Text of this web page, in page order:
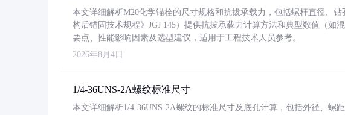
本文详细解析M20化学锚栓的尺寸规格和抗拔承载力，包括螺杆直径、
构后锚固技术规程》JGJ 145）提供抗拔承载力计算方法和典型数值（如
要点、性能影响因素及选型建议，适用于工程技术人员参考。
2026年8月4日
1/4-36UNS-2A螺纹标准尺寸
本文详细解析1/4-36UNS-2A螺纹的标准尺寸及底孔计算，包括外径、螺